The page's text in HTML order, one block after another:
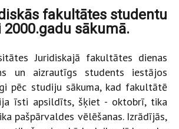
fakultātes studentu
sākumā.
Juridiskajā fakultātes dienas
un aizrautīgs students iestājos
pēc studiju sākuma, kad fakultātē
īsti apsildīts, šķiet - oktobrī, tika
pašpārvaldes vēlēšanas. Izrādījās,